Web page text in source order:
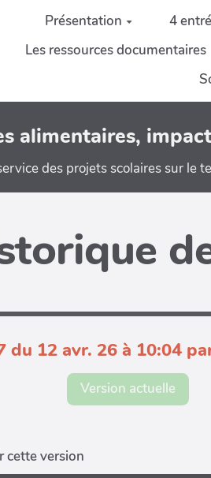
Présentation 4
Les ressources documentaires
alimentaires,
des projets scolaires sur le
du 12 avr. 26 à 10:04
Version actuelle
cette version